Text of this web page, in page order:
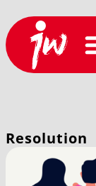
Resolution